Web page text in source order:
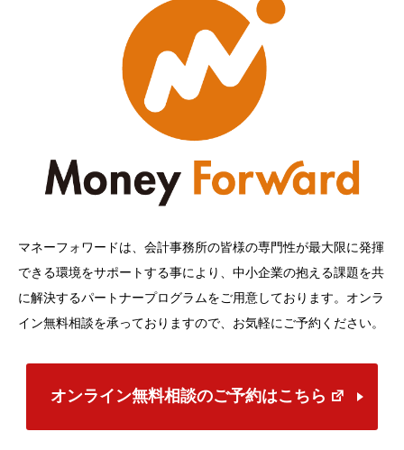
マネーフォワードは、会計事務所の皆様の専門性が最大限に発揮
できる環境をサポートする事により、中小企業の抱える課題を共
に解決するパートナープログラムをご用意しております。オンラ
イン無料相談を承っておりますので、お気軽にご予約ください。
オンライン無料相談のご予約はこちら